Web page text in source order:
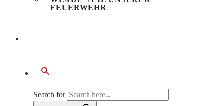
FEUERWEHR
Search for: